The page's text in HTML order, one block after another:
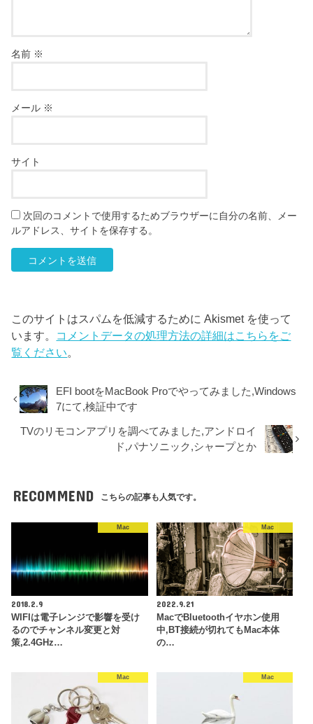
名前 ※
メール ※
サイト
次回のコメントで使用するためブラウザーに自分の名前、メー
ルアドレス、サイトを保存する。
このサイトはスパムを低減するために Akismet を使って
います。 コメントデータの処理方法の詳細はこちらをご
覧ください。
EFI bootをMacBook Proでやってみました,Windows
7にて,検証中です
TVのリモコンアプリを調べてみました,アンドロイ
ド,パナソニック,シャープとか
RECOMMEND こちらの記事も人気です。
Mac
2018.2.9
WIFIは電子レンジで影響を受け
るのでチャンネル変更と対
策,2.4GHz…
Mac
2022.9.21
MacでBluetoothイヤホン使用
中,BT接続が切れてもMac本体
の…
Mac Mac